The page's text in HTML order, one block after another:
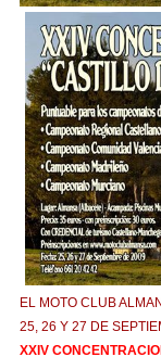
EL MOTO CLUB
25, 26 Y 27 DE
XXIV